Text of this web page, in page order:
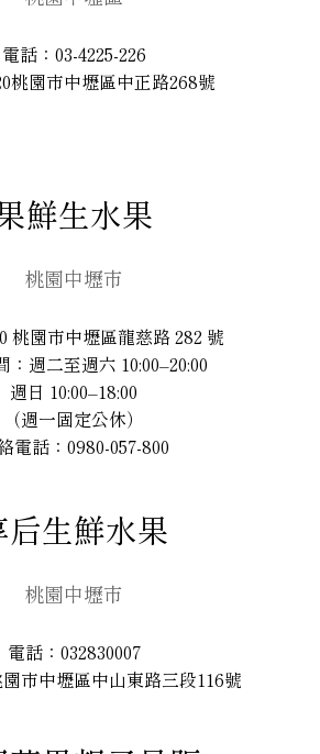
電話：03-4225-226
桃園市中壢區中正路268號
鮮生水果
桃園中壢市
桃園市中壢區龍慈路 282 號
：週二至週六 10:00–20:00
週日 10:00–18:00
（週一固定公休）
電話：0980-057-800
后生鮮水果
桃園中壢市
電話：032830007
市中壢區中山東路三段116號